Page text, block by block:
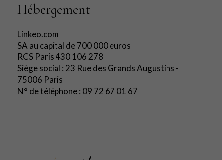
Hébergement
Linkeo.com
SA au capital de 700 000 euros
RCS Paris 430 106 278
Siège social : 23 Rue des Grands Augustins -
75006 Paris
N° de téléphone : 09 72 67 01 67